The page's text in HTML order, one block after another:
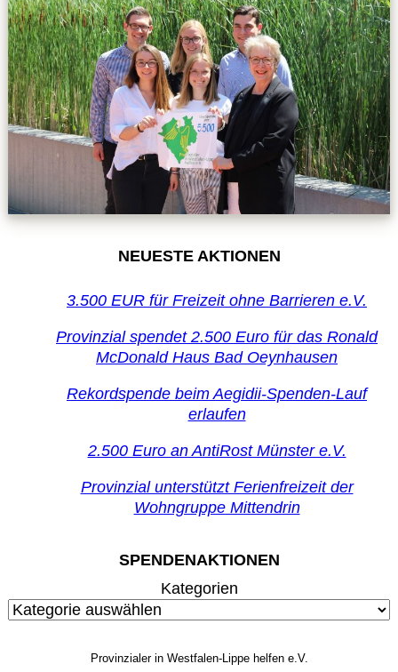
NEUESTE AKTIONEN
3.500 EUR für Freizeit ohne Barrieren e.V.
Provinzial spendet 2.500 Euro für das Ronald
McDonald Haus Bad Oeynhausen
Rekordspende beim Aegidii-Spenden-Lauf
erlaufen
2.500 Euro an AntiRost Münster e.V.
Provinzial unterstützt Ferienfreizeit der
Wohngruppe Mittendrin
SPENDENAKTIONEN
Kategorien
Provinzialer in Westfalen-Lippe helfen e.V.